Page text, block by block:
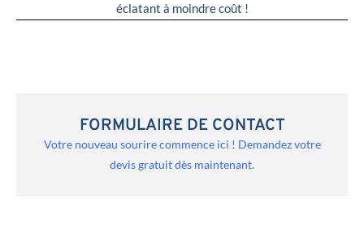
éclatant à moindre coût !
FORMULAIRE DE CONTACT
Votre nouveau sourire commence ici ! Demandez votre
devis gratuit dès maintenant.